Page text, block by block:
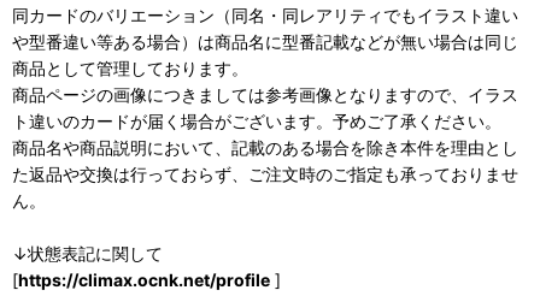
同カードのバリエーション（同名・同レアリティでもイラスト違い
や型番違い等ある場合）は商品名に型番記載などが無い場合は同じ
商品として管理しております。
商品ページの画像につきましては参考画像となりますので、イラス
ト違いのカードが届く場合がございます。予めご了承ください。
商品名や商品説明において、記載のある場合を除き本件を理由とし
た返品や交換は行っておらず、ご注文時のご指定も承っておりませ
ん。
↓状態表記に関して
[https://climax.ocnk.net/profile ]